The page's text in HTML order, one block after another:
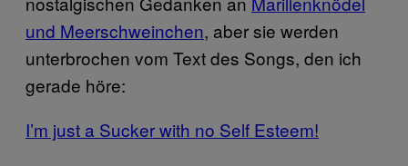
und Meerschweinchen, aber sie werden
unterbrochen vom Text des Songs, den ich
gerade höre:
I’m just a Sucker with no Self Esteem!